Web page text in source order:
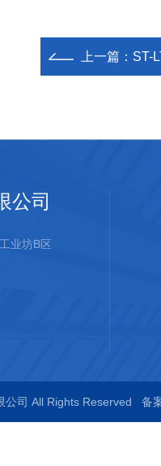
上一篇： ST-
公司
业坊B区
公司 All Rights Reserved 备